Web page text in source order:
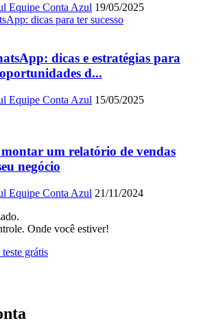
Equipe Conta Azul 19/05/2025
dicas e estratégias para
d...
Equipe Conta Azul 15/05/2025
montar um relatório de vendas
negócio
Equipe Conta Azul 21/11/2024
Onde você estiver!
teste grátis